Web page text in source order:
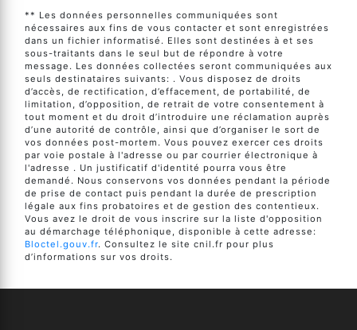
** Les données personnelles communiquées sont
nécessaires aux fins de vous contacter et sont enregistrées
dans un fichier informatisé. Elles sont destinées à et ses
sous-traitants dans le seul but de répondre à votre
message. Les données collectées seront communiquées aux
seuls destinataires suivants: . Vous disposez de droits
d’accès, de rectification, d’effacement, de portabilité, de
limitation, d’opposition, de retrait de votre consentement à
tout moment et du droit d’introduire une réclamation auprès
d’une autorité de contrôle, ainsi que d’organiser le sort de
vos données post-mortem. Vous pouvez exercer ces droits
par voie postale à l'adresse ou par courrier électronique à
l'adresse . Un justificatif d'identité pourra vous être
demandé. Nous conservons vos données pendant la période
de prise de contact puis pendant la durée de prescription
légale aux fins probatoires et de gestion des contentieux.
Vous avez le droit de vous inscrire sur la liste d'opposition
au démarchage téléphonique, disponible à cette adresse:
Bloctel.gouv.fr. Consultez le site cnil.fr pour plus
d’informations sur vos droits.